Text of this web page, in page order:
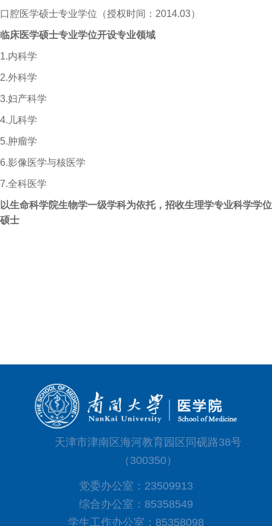
口腔医学硕士专业学位（授权时间： 2014.03）
临床医学硕士专业学位开设专业领域
1.内科学
2.外科学
3.妇产科学
4. 儿科学
5.肿瘤学
6.影像医学与核医学
7.全科医学
以生命科学院生物学一级学科为依托，招收生理学专业科学学位
硕士
天津市津南区海河教育园区同砚路38号
（300350）
党委办公室：23509913
综合办公室：85358549
学生工作办公室：85358098